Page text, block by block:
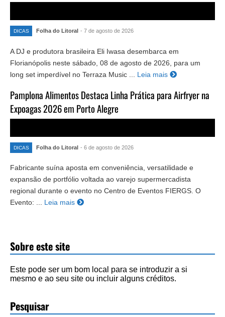
DICAS Folha do Litoral - 7 de agosto de 2026
A DJ e produtora brasileira Eli Iwasa desembarca em
Florianópolis neste sábado, 08 de agosto de 2026, para um
long set imperdível no Terraza Music ...
Leia mais
Pamplona Alimentos Destaca Linha Prática para Airfryer na
Expoagas 2026 em Porto Alegre
DICAS Folha do Litoral - 6 de agosto de 2026
Fabricante suína aposta em conveniência, versatilidade e
expansão de portfólio voltada ao varejo supermercadista
regional durante o evento no Centro de Eventos FIERGS. O
Evento: ... Leia mais
Sobre este site
Este pode ser um bom local para se introduzir a si
mesmo e ao seu site ou incluir alguns créditos.
Pesquisar